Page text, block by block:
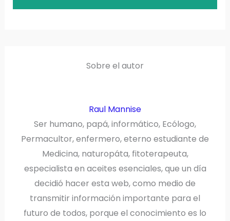
Sobre el autor
Raul Mannise
Ser humano, papá, informático, Ecólogo,
Permacultor, enfermero, eterno estudiante de
Medicina, naturopáta, fitoterapeuta,
especialista en aceites esenciales, que un día
decidió hacer esta web, como medio de
transmitir información importante para el
futuro de todos, porque el conocimiento es lo